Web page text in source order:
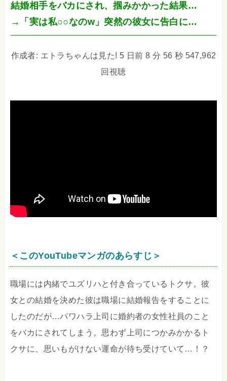
結婚相手をバカにされ、掴みかかった結果…
→「実は私○○なのw」突然の彼女に告白に…
作成者: エトラちゃんは見た! 5 日前 8 分 56 秒 547,962
回視聴
＜このYouTubeマンガのあらすじ＞
職場には内緒でユズリハと付き合っているトクサ。彼
女との結婚を決めた彼は職場に結婚報告をすることに
したのだが…パワハラ上司に婚約者の女性社員のこと
をバカにされてしまう。思わず上司につかみかかるト
クサに、思いもがけない運命が待ち受けていて…！？